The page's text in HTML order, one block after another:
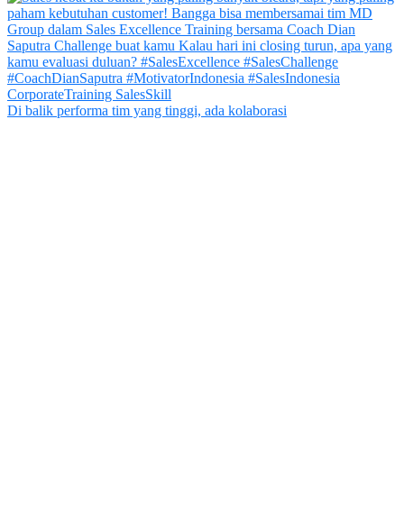
Di balik performa tim yang tinggi, ada kolaborasi